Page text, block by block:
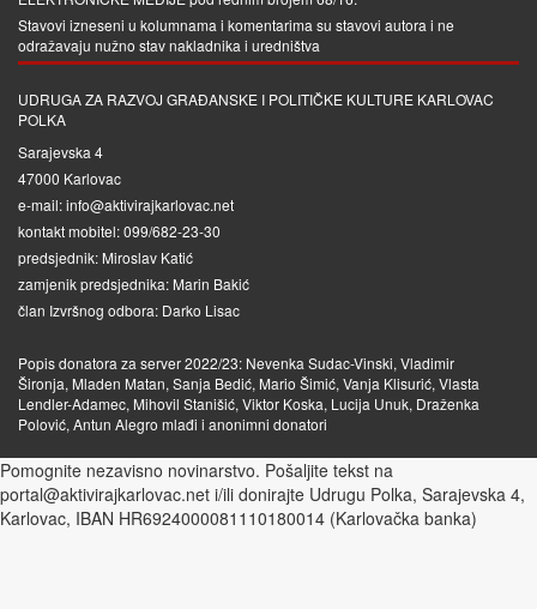
Stavovi izneseni u kolumnama i komentarima su stavovi autora i ne
odražavaju nužno stav nakladnika i uredništva
UDRUGA ZA RAZVOJ GRAĐANSKE I POLITIČKE KULTURE KARLOVAC
POLKA
Sarajevska 4
47000 Karlovac
e-mail: info@aktivirajkarlovac.net
kontakt mobitel: 099/682-23-30
predsjednik: Miroslav Katić
zamjenik predsjednika: Marin Bakić
član Izvršnog odbora: Darko Lisac
Popis donatora za server 2022/23: Nevenka Sudac-Vinski, Vladimir
Šironja, Mladen Matan, Sanja Bedić, Mario Šimić, Vanja Klisurić, Vlasta
Lendler-Adamec, Mihovil Stanišić, Viktor Koska, Lucija Unuk, Draženka
Polović, Antun Alegro mlađi i anonimni donatori
Pomognite nezavisno novinarstvo. Pošaljite tekst na
portal@aktivirajkarlovac.net i/ili donirajte Udrugu Polka, Sarajevska 4,
Karlovac, IBAN HR6924000081110180014 (Karlovačka banka)